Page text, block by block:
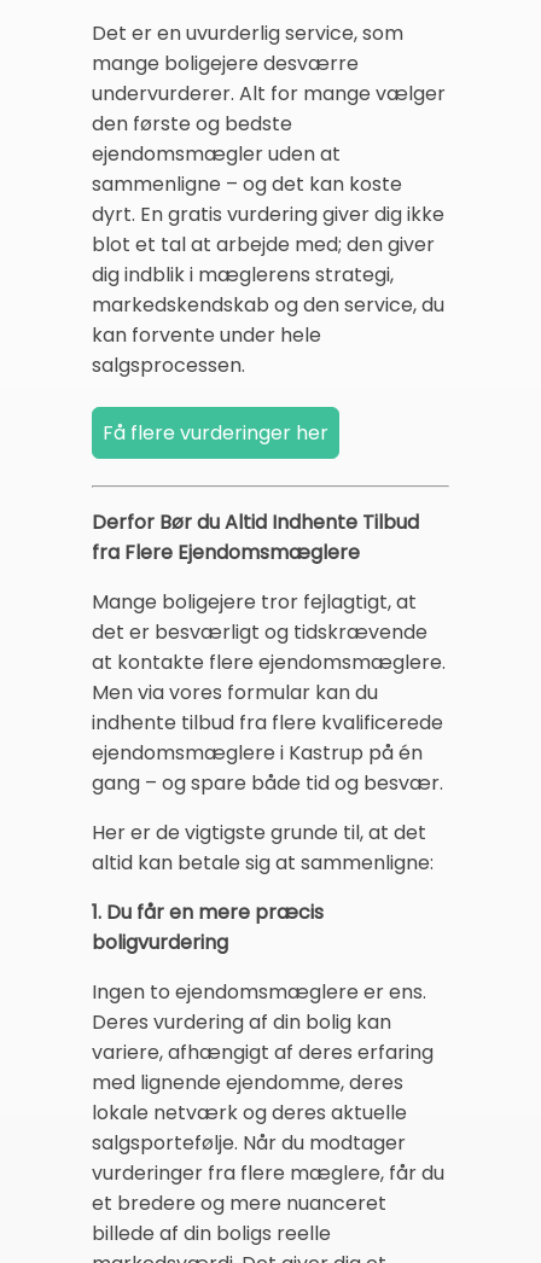
Det er en uvurderlig service, som
mange boligejere desværre
undervurderer. Alt for mange vælger
den første og bedste
ejendomsmægler uden at
sammenligne – og det kan koste
dyrt. En gratis vurdering giver dig ikke
blot et tal at arbejde med; den giver
dig indblik i mæglerens strategi,
markedskendskab og den service, du
kan forvente under hele
salgsprocessen.
Derfor Bør du Altid Indhente Tilbud
fra Flere Ejendomsmæglere
Mange boligejere tror fejlagtigt, at
det er besværligt og tidskrævende
at kontakte flere ejendomsmæglere.
Men via vores formular kan du
indhente tilbud fra flere kvalificerede
ejendomsmæglere i Kastrup på én
gang – og spare både tid og besvær.
Her er de vigtigste grunde til, at det
altid kan betale sig at sammenligne:
1. Du får en mere præcis
boligvurdering
Ingen to ejendomsmæglere er ens.
Deres vurdering af din bolig kan
variere, afhængigt af deres erfaring
med lignende ejendomme, deres
lokale netværk og deres aktuelle
salgsportefølje. Når du modtager
vurderinger fra flere mæglere, får du
et bredere og mere nuanceret
billede af din boligs reelle